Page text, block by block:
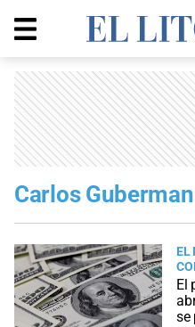
Carlos Guberman
EL
El
se